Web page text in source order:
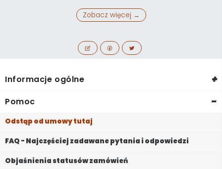
Zobacz więcej →
Informacje ogólne +
Pomoc -
Odstąp od umowy tutaj
FAQ - Najczęściej zadawane pytania i odpowiedzi
Objaśnienia statusów zamówień